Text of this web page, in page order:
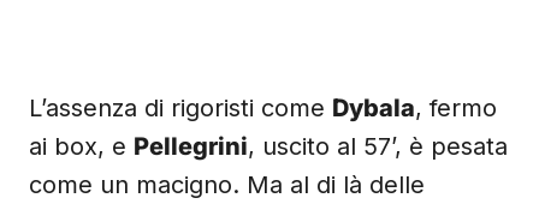
L’assenza di rigoristi come Dybala, fermo
ai box, e Pellegrini, uscito al 57’, è pesata
come un macigno. Ma al di là delle